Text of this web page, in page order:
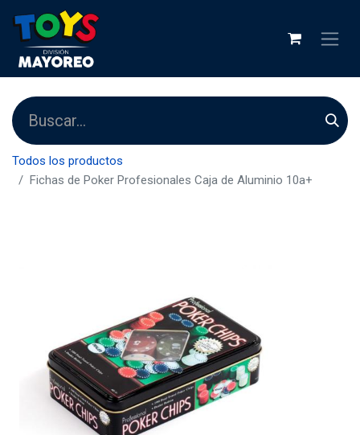
Todos los productos
Fichas de Poker Profesionales Caja de Aluminio 10a+